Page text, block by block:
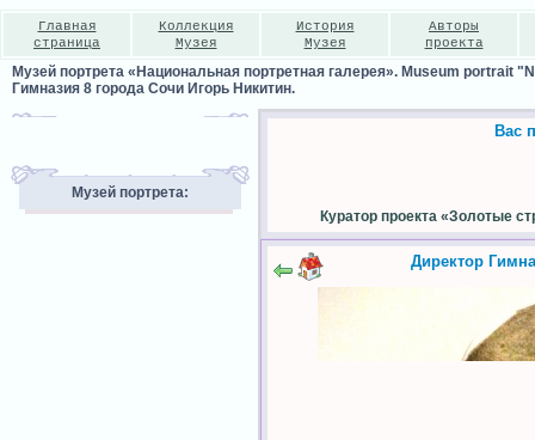
Главная
страница
Коллекция
Музея
История
Музея
Авторы
проекта
Музей портрета «Национальная портретная галерея». Museum portrait
Гимназия 8 города Сочи Игорь Никитин.
Музей портрета:
Вас
Куратор проекта «Золотые
Директор